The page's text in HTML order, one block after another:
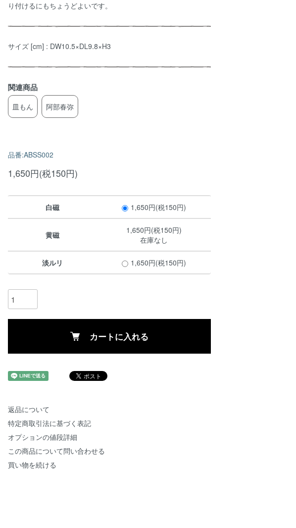
り付けるにもちょうどよいです。
サイズ [cm] : DW10.5×DL9.8×H3
関連商品
皿もん 阿部春弥
品番:ABSS002
1,650円(税150円)
白磁 1,650円(税150円)
黄磁
1,650円(税150円)
在庫なし
淡ルリ 1,650円(税150円)
カートに入れる
返品について
特定商取引法に基づく表記
オプションの値段詳細
この商品について問い合わせる
買い物を続ける